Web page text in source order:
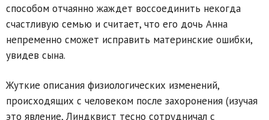
способом отчаянно жаждет воссоединить некогда
счастливую семью и считает, что его дочь Анна
непременно сможет исправить материнские ошибки,
увидев сына.
Жуткие описания физиологических изменений,
происходящих с человеком после захоронения (изучая
это явление, Линдквист тесно сотрудничал с